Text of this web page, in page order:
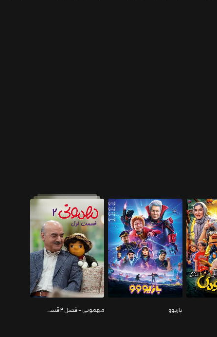
بازیوو مهمونی - فصل ۲ قسمت ۱